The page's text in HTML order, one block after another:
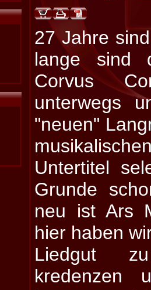
27 Jahre
lange sind
Corvus
unterwegs
"neuen"
Untertitel
Grunde
neu ist Ars
hier haben
Liedgut
kredenzen